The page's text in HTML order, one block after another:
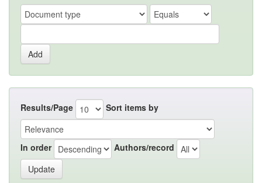
Results/Page Sort items by
In order Authors/record